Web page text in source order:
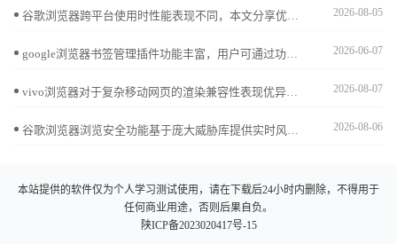
谷歌浏览器跨平台使用时性能表现不同，本文分享优化经验和操作技巧解析，帮助用户高效提升浏览器性能和使用体验。 2026-08-05
google浏览器书签管理插件功能丰富，用户可通过功能对比掌握高效整理方法，实现收藏夹便捷管理。 2026-06-07
vivo浏览器对于复杂移动网页的渲染兼容性表现优异。本文指导您如何智能匹配页面加载模式，修复版面适配故障，确保各类网页资源在不同场景下都能完美稳定展示，拒绝排版错乱。 2026-08-07
谷歌浏览器浏览安全功能基于庞大威胁库提供实时风险告警，是抵御钓鱼钓鱼网站的关键。本文评估其防御效能，揭示这一机制如何从底层拦截恶意攻击，显著降低您的在线办公安全隐患。 2026-08-06
本站提供的软件仅为个人学习测试使用，请在下载后24小时内删除，不得用于
任何商业用途，否则后果自负。
陕ICP备2023020417号-15